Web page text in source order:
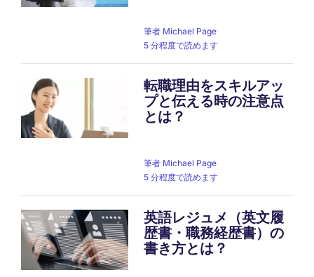
筆者 Michael Page
5 分程度で読めます
転職理由をスキルアッ
プと伝える時の注意点
とは？
筆者 Michael Page
5 分程度で読めます
英語レジュメ（英文履
歴書・職務経歴書）の
書き方とは？